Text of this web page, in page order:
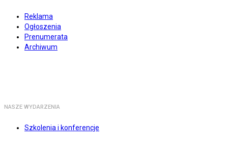
Reklama
Ogłoszenia
Prenumerata
Archiwum
NASZE WYDARZENIA
Szkolenia i konferencje